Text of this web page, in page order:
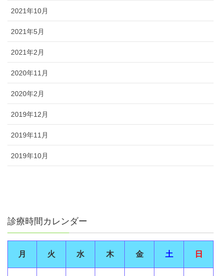
2021年10月
2021年5月
2021年2月
2020年11月
2020年2月
2019年12月
2019年11月
2019年10月
診療時間カレンダー
月 火 水 木 金 土 日